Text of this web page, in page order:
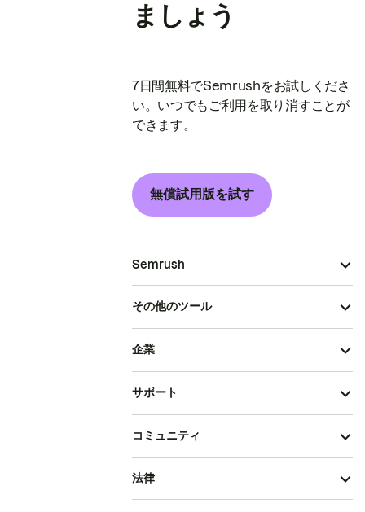
ましょう
7日間無料でSemrushをお試しくださ
い。いつでもご利用を取り消すことが
できます。
無償試用版を試す
Semrush
その他のツール
企業
サポート
コミュニティ
法律